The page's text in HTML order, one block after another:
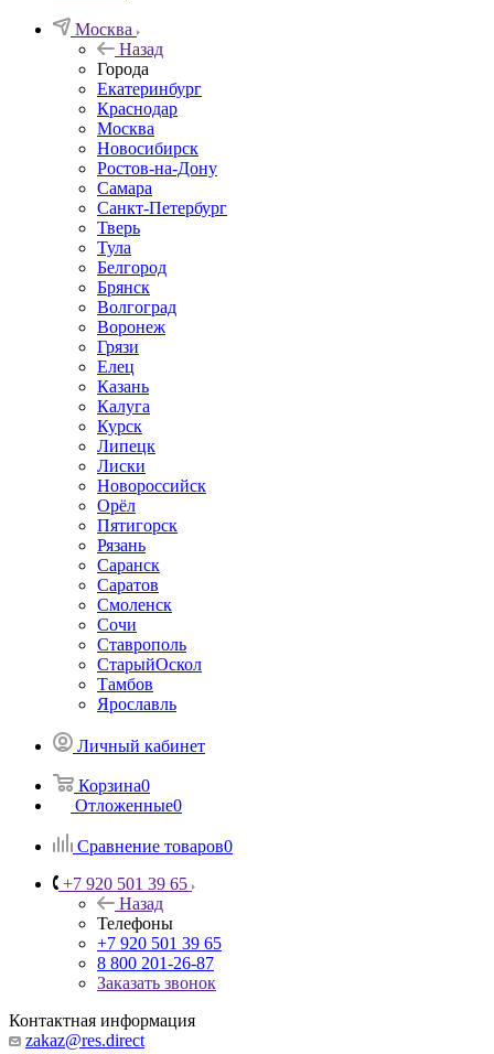
Москва
Назад
Города
Екатеринбург
Краснодар
Москва
Новосибирск
Ростов-на-Дону
Самара
Санкт-Петербург
Тверь
Тула
Белгород
Брянск
Волгоград
Воронеж
Грязи
Елец
Казань
Калуга
Курск
Липецк
Лиски
Новороссийск
Орёл
Пятигорск
Рязань
Саранск
Саратов
Смоленск
Сочи
Ставрополь
СтарыйОскол
Тамбов
Ярославль
Личный кабинет
Корзина0
Отложенные0
Сравнение товаров0
+7 920 501 39 65
Назад
Телефоны
+7 920 501 39 65
8 800 201-26-87
Заказать звонок
Контактная информация
zakaz@res.direct